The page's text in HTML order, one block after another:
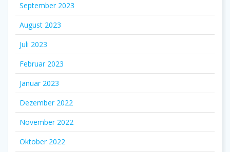
September 2023
August 2023
Juli 2023
Februar 2023
Januar 2023
Dezember 2022
November 2022
Oktober 2022